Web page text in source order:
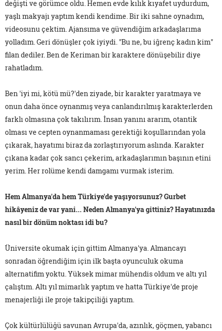
değişti ve görümce oldu. Hemen evde kılık kıyafet uydurdum,
yaşlı makyajı yaptım kendi kendime. Bir iki sahne oynadım,
videosunu çektim. Ajansıma ve güvendiğim arkadaşlarıma
yolladım. Geri dönüşler çok iyiydi. "Bu ne, bu iğrenç kadın kim"
filan dediler. Ben de Keriman bir karaktere dönüşebilir diye
rahatladım.
Ben 'iyi mi, kötü mü?'den ziyade, bir karakter yaratmaya ve
onun daha önce oynanmış veya canlandırılmış karakterlerden
farklı olmasına çok takılırım. İnsan yanını ararım, otantik
olması ve cepten oynanmaması gerektiği koşullarından yola
çıkarak, hayatımı biraz da zorlaştırıyorum aslında. Karakter
çıkana kadar çok sancı çekerim, arkadaşlarımın başının etini
yerim. Her rolüme kendi damgamı vurmak isterim.
Hem Almanya'da hem Türkiye'de yaşıyorsunuz? Gurbet
hikâyeniz de var yani... Neden Almanya'ya gittiniz? Hayatınızda
nasıl bir dönüm noktası idi bu?
Üniversite okumak için gittim Almanya'ya. Almancayı
sonradan öğrendiğim için ilk başta oyunculuk okuma
alternatifim yoktu. Yüksek mimar mühendis oldum ve altı yıl
çalıştım. Altı yıl mimarlık yaptım ve hatta Türkiye'de proje
menajerliği ile proje takipçiliği yaptım.
Çok kültürlülüğü savunan Avrupa'da, azınlık, göçmen, yabancı